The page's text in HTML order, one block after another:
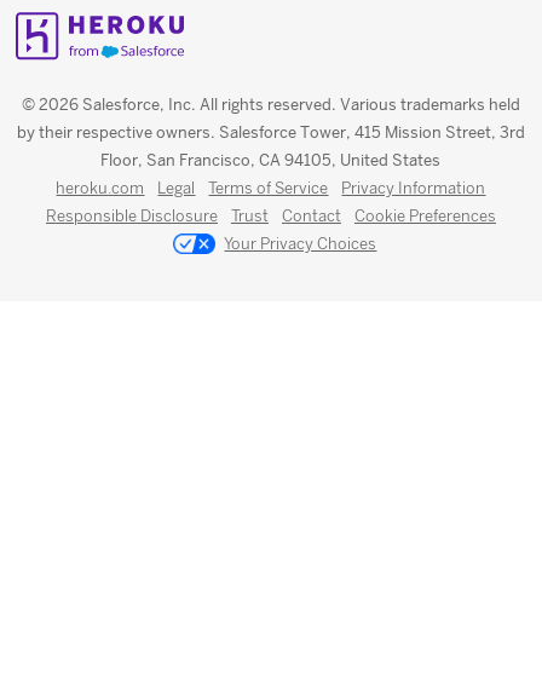
© 2026 Salesforce, Inc. All rights reserved. Various trademarks held
by their respective owners. Salesforce Tower, 415 Mission Street, 3rd
Floor, San Francisco, CA 94105, United States
heroku.com Legal Terms of Service
Privacy Information
Responsible Disclosure
Trust Contact
Cookie Preferences
Your Privacy Choices